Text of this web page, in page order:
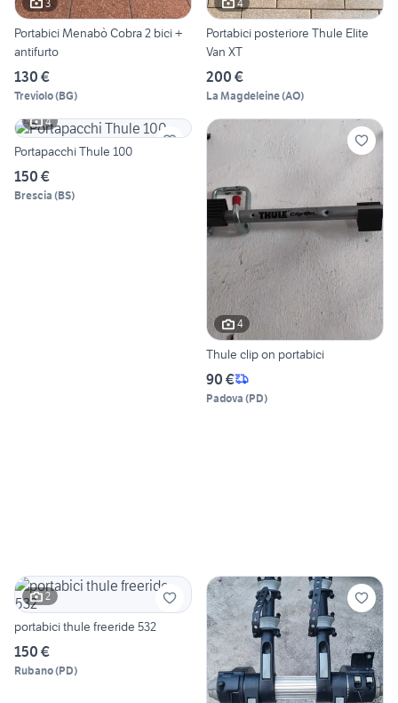
3
Portabici Menabò Cobra 2 bici +
antifurto
130 €
Treviolo(BG)
4
Portabici posteriore Thule Elite
Van XT
200 €
La Magdeleine(AO)
4
Portapacchi Thule 100
150 €
Brescia (BS)
4
Thule clip on portabici
90 €
Padova (PD)
2
portabici thule freeride 532
150 €
Rubano(PD)